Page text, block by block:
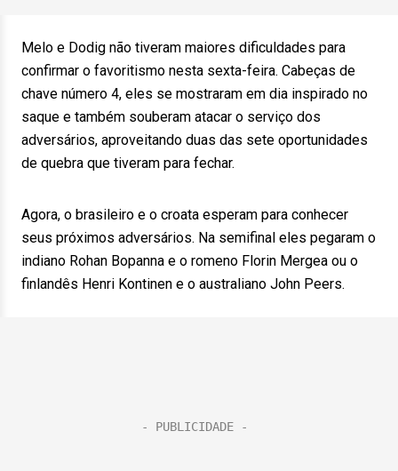
Melo e Dodig não tiveram maiores dificuldades para
confirmar o favoritismo nesta sexta-feira. Cabeças de
chave número 4, eles se mostraram em dia inspirado no
saque e também souberam atacar o serviço dos
adversários, aproveitando duas das sete oportunidades
de quebra que tiveram para fechar.
Agora, o brasileiro e o croata esperam para conhecer
seus próximos adversários. Na semifinal eles pegaram o
indiano Rohan Bopanna e o romeno Florin Mergea ou o
finlandês Henri Kontinen e o australiano John Peers.